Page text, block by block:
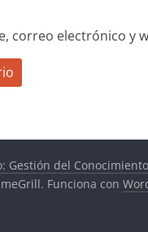
correo electrónico y
Gestión del Conocimiento
Funciona con